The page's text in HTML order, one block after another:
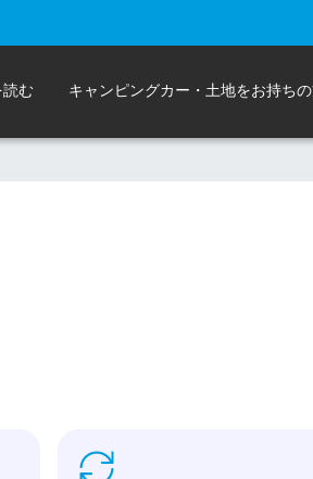
読む キャンピングカー・土地をお持ち